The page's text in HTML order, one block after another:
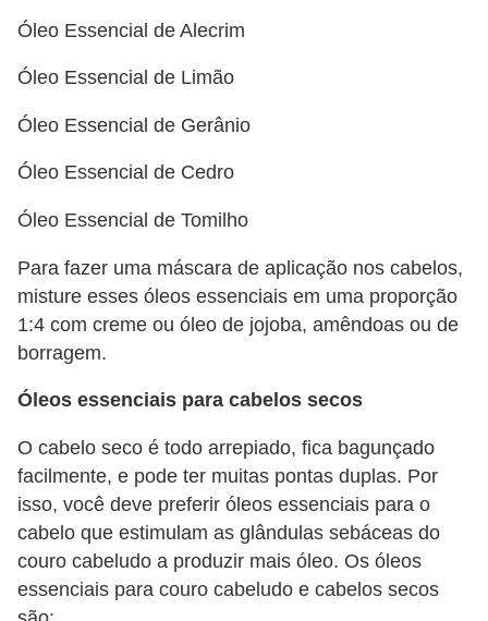
Óleo Essencial de Alecrim
Óleo Essencial de Limão
Óleo Essencial de Gerânio
Óleo Essencial de Cedro
Óleo Essencial de Tomilho
Para fazer uma máscara de aplicação nos cabelos,
misture esses óleos essenciais em uma proporção
1:4 com creme ou óleo de jojoba, amêndoas ou de
borragem.
Óleos essenciais para cabelos secos
O cabelo seco é todo arrepiado, fica bagunçado
facilmente, e pode ter muitas pontas duplas. Por
isso, você deve preferir óleos essenciais para o
cabelo que estimulam as glândulas sebáceas do
couro cabeludo a produzir mais óleo. Os óleos
essenciais para couro cabeludo e cabelos secos
S
d